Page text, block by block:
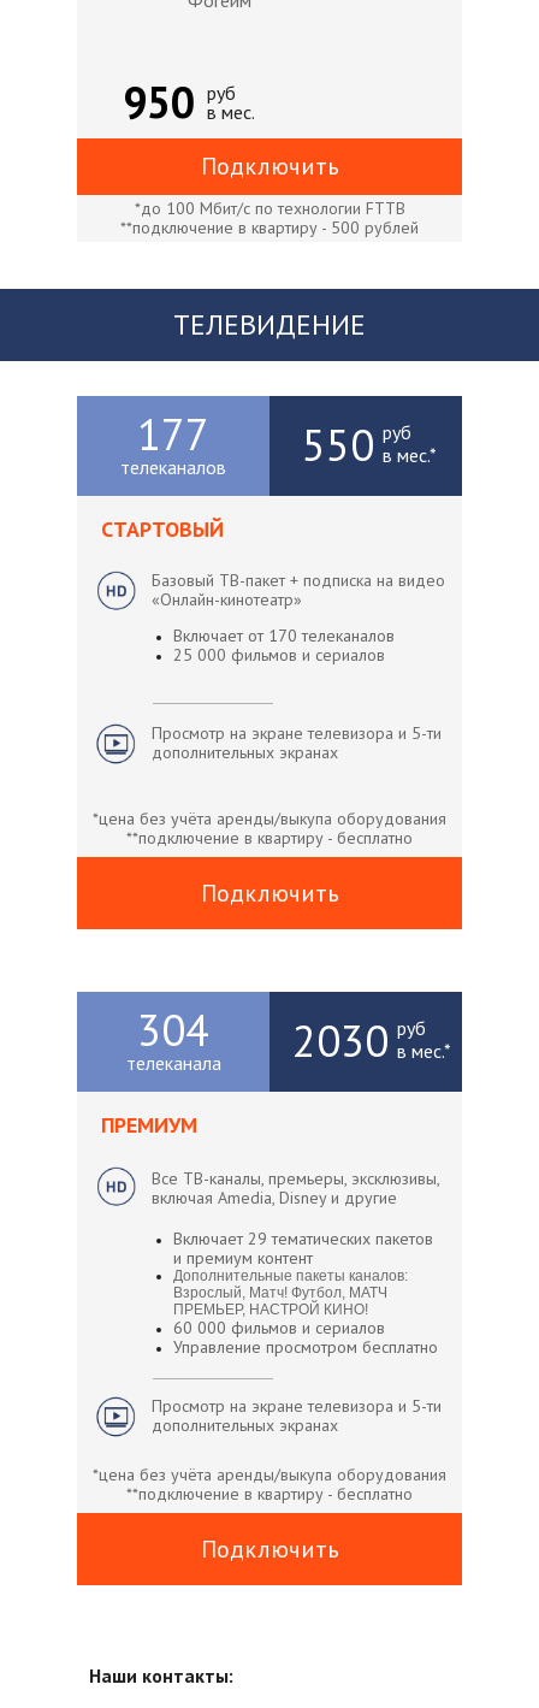
Все ТВ-каналы, премьеры, эксклюзивы,
включая Amedia, Disney и другие
Включает 29 тематических пакетов
и премиум контент
Дополнительные пакеты каналов:
Взрослый, Матч! Футбол, МАТЧ
ПРЕМЬЕР, НАСТРОЙ КИНО!
60 000 фильмов и сериалов
Управление просмотром бесплатно
*цена без учёта аренды/выкупа оборудования
**подключение в квартиру - бесплатно
Просмотр на экране телевизора и 5-ти
дополнительных экранах
телеканала
Подключить
304
*до 100 Мбит/с по технологии FTTB
**подключение в квартиру - 500 рублей
Подключить
руб
в мес.*
ПРЕМИУМ
2030
Подключить
ТЕЛЕВИДЕНИЕ
телеканалов
Наши контакты:
Базовый ТВ-пакет + подписка на видео
«Онлайн-кинотеатр»
Включает от 170 телеканалов
25 000 фильмов и сериалов
руб
в мес.*
Просмотр на экране телевизора и 5-ти
дополнительных экранах
руб
в мес.
950
550
СТАРТОВЫЙ
177
*цена без учёта аренды/выкупа оборудования
**подключение в квартиру - бесплатно